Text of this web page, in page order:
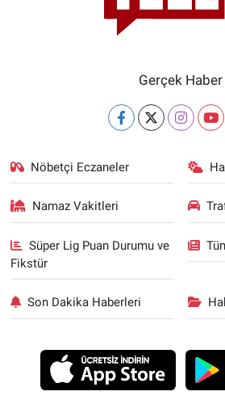
Gerçek Haber
Nöbetçi Eczaneler
Namaz Vakitleri
Süper Lig Puan Durumu ve
Fikstür
Son Dakika Haberleri